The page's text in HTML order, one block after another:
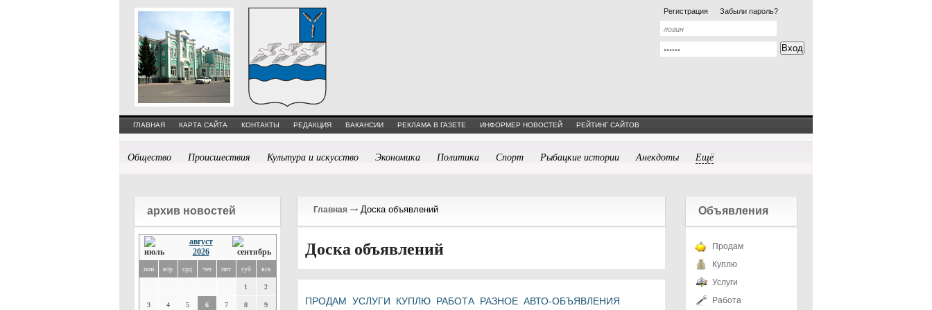
Регистрация Забыли пароль?
ГЛАВНАЯ КАРТА САЙТА КОНТАКТЫ РЕДАКЦИЯ ВАКАНСИИ РЕКЛАМА В ГАЗЕТЕ ИНФОРМЕР НОВОСТЕЙ РЕЙТИНГ САЙТОВ
Общество Происшествия Культура и искусство Экономика Политика Спорт Рыбацкие истории Анекдоты Ещё
архив новостей
август
2026
пон втр срд чет пят суб вск
1 2
3 4 5 6 7 8 9
Главная Доска объявлений
Доска объявлений
ПРОДАМ УСЛУГИ КУПЛЮ РАБОТА РАЗНОЕ АВТО-ОБЪЯВЛЕНИЯ
Объявления
Продам
Куплю
Услуги
Работа